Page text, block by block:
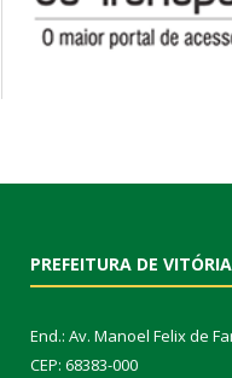
PREFEITURA DE
End.: Av. Manoel Felix de
CEP: 68383-000